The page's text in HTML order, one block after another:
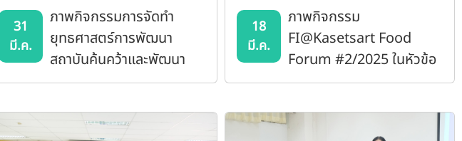
31
มี.ค.
ภาพกิจกรรมการจัดทำ
ยุทธศาสตร์การพัฒนา
สถาบันค้นคว้าและพัฒนา
ผลิตภัณฑ์อาหาร และการจัด
2569 – 2572
18
มี.ค.
ภาพกิจกรรม
FI@Kasetsart Food
Forum #2/2025 ในหัวข้อ
"การยกระดับความปลอดภัย
ไมโครไบโอม